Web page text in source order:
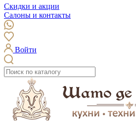
Скидки и акции
Салоны и контакты
Войти